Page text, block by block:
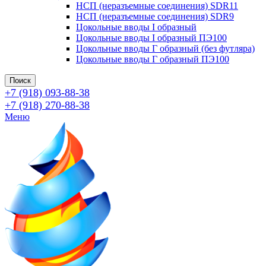
НСП (неразъемные соединения) SDR11
НСП (неразъемные соединения) SDR9
Цокольные вводы I образный
Цокольные вводы I образный ПЭ100
Цокольные вводы Г образный (без футляра)
Цокольные вводы Г образный ПЭ100
Поиск
+7 (918) 093-88-38
+7 (918) 270-88-38
Меню